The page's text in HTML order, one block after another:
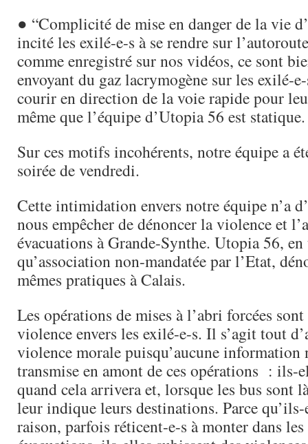
● “Complicité de mise en danger de la vie
incité les exilé-e-s à se rendre sur
comme enregistré sur nos vidéos, ce sont
envoyant du gaz lacrymogène sur les exilé-
courir en direction de la voie rapide pour
même que l’équipe d’Utopia 56 est statique.
Sur ces motifs incohérents, ​notre équipe a
soirée​ de vendredi.
Cette intimidation envers notre équipe n’a
nous empêcher de dénoncer la violence et
évacuations à Grande-Synthe​. Utopia 56,
qu’association non-mandatée par l’Etat,
mêmes pratiques à Calais.
Les​ opérations de mises à l’abri forcées​ sont
violence envers les exilé-e-s. Il s’agit tout
violence morale puisqu’​aucune information
transmise en amont de ces opérations : ils-
quand cela arrivera et, lorsque les bus sont
leur indique leurs destinations. Parce
raison, parfois réticent-e-s à monter dans